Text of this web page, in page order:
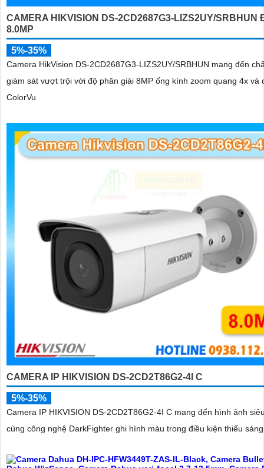
CAMERA HIKVISION DS-2CD2687G3-LIZS2UY/SRBHUN
8.0MP
5%-35%
Camera HikVision DS-2CD2687G3-LIZS2UY/SRBHUN mang đến
giám sát vượt trội với độ phân giải 8MP ống kính zoom quang 4x và
ColorVu
CAMERA IP HIKVISION DS-2CD2T86G2-4I C
5%-35%
Camera IP HIKVISION DS-2CD2T86G2-4I C mang đến hình ảnh
cùng công nghệ DarkFighter ghi hình màu trong điều kiện thiếu sáng